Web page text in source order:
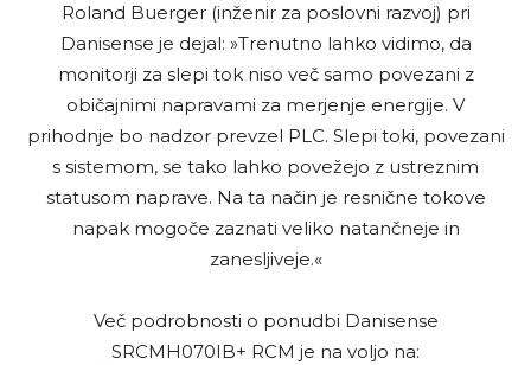
Roland Buerger (inženir za poslovni razvoj) pri
Danisense je dejal: »Trenutno lahko vidimo, da
monitorji za slepi tok niso več samo povezani z
običajnimi napravami za merjenje energije. V
prihodnje bo nadzor prevzel PLC. Slepi toki, povezani
s sistemom, se tako lahko povežejo z ustreznim
statusom naprave. Na ta način je resnične tokove
napak mogoče zaznati veliko natančneje in
zanesljiveje.«
Več podrobnosti o ponudbi Danisense
SRCMH070IB+ RCM je na voljo na: